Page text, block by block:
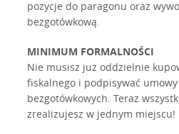
pozycje do paragonu oraz
bezgotówkową.
MINIMUM FORMALNOŚCI
Nie musisz już oddzielnie
fiskalnego i podpisywać
bezgotówkowych. Teraz
zrealizujesz w jednym miejscu!